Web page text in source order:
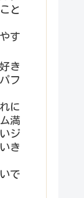
と
す
き
フ
に
満
ジ
き
で